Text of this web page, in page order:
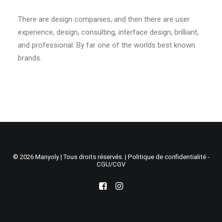
Recherche
Panier
There are design companies, and then there are user
experience, design, consulting, interface design, brilliant,
and professional. By far one of the worlds best known
brands.
© 2026 Manyoly | Tous droits réservés. | Politique de confidentialité -
CGU/CGV